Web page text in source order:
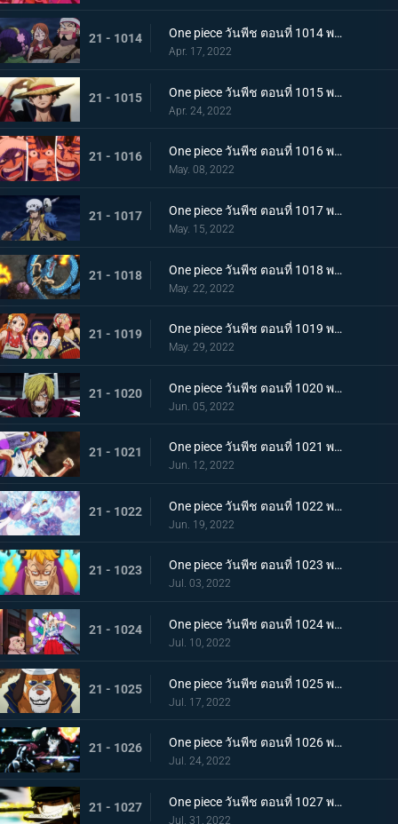
21 - 1014 One piece วันพีช ตอนที่ 1014 พากย์ไทย น้ำตาของมัลโก้! สายสัมพันธ์ของกลุ่มโจรสลัดหนวดขาว
Apr. 17, 2022
21 - 1015 One piece วันพีช ตอนที่ 1015 พากย์ไทย ลูฟี่หมวกฟาง ชายผู้ที่จะเป็นราชาโจรสลัด
Apr. 24, 2022
21 - 1016 One piece วันพีช ตอนที่ 1016 พากย์ไทย ศึกสัตว์ประหลาด! สามกัปตันต่างถือทิฐิ
May. 08, 2022
21 - 1017 One piece วันพีช ตอนที่ 1017 พากย์ไทย ออกท่าใหญ่ต่อเนื่อง! รุ่นที่เลวร้ายที่สุดโจมตีระห่ำ
May. 15, 2022
21 - 1018 One piece วันพีช ตอนที่ 1018 พากย์ไทย ไคโดหัวเราะ! สี่จักรพรรดิปะทะยุคสมัยใหม่
May. 22, 2022
21 - 1019 One piece วันพีช ตอนที่ 1019 พากย์ไทย แผนลับของโอทามะ! สุดยอดแผนการคิบิดังโกะ
May. 29, 2022
21 - 1020 One piece วันพีช ตอนที่ 1020 พากย์ไทย ซันจิตะโกนสุดเสียง! SOS ที่ดังก้องทั่วเกาะ
Jun. 05, 2022
21 - 1021 One piece วันพีช ตอนที่ 1021 พากย์ไทย สแพงค์แสนรุนแรง! ปัญหาเรื่องผู้หญิงของซันจิ
Jun. 12, 2022
21 - 1022 One piece วันพีช ตอนที่ 1022 พากย์ไทย ไม่นึกเสียใจ ลูฟี่กับลูกพี่สายสัมพันธ์ศิษย์อาจารย์
Jun. 19, 2022
21 - 1023 One piece วันพีช ตอนที่ 1023 พากย์ไทย เตรียมพร้อมเรียบร้อย! ช็อปเปอร์เฟจเนบูไลเซอร์
Jul. 03, 2022
21 - 1024 One piece วันพีช ตอนที่ 1024 พากย์ไทย โอเด้งปรากฏตัว! จิตใจของปลอกดาบแดงหวั่นไหว
Jul. 10, 2022
21 - 1025 One piece วันพีช ตอนที่ 1025 พากย์ไทย รุ่นที่เลวร้ายที่สุดพินาศสิ้น! ท่าใหญ่ของสี่จักรพรรดิ
Jul. 17, 2022
21 - 1026 One piece วันพีช ตอนที่ 1026 พากย์ไทย ซุปเปอร์โนวาโต้กลับแผนแยก 4 จักรพรรดิ
Jul. 24, 2022
21 - 1027 One piece วันพีช ตอนที่ 1027 พากย์ไทย ปกป้องลูฟี่ไว้! วิชาดาบของโซโลกับลอว์
Jul. 31, 2022